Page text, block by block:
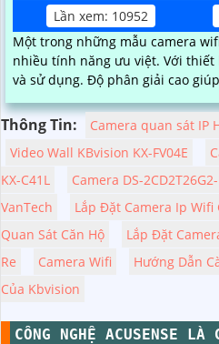
Lần xem: 10952
Một trong những mẫu camera
nhiều tính năng ưu việt. Với thiết kế nhỏ gọn, dễ dàng lắp đặt
và sử dụng. Độ phân giải
Thông Tin:
Camera quan sát IP
Video Wall KBvision KX-FV04E
KX-C41L
Camera DS-2CD2T26G2-
VanTech
Lắp Đặt Camera Ip Wifi
Quan Sát Căn Hộ
Lắp Đặt
Re
Camera Wifi
Hướng Dẫn
Của Kbvision
CÔNG NGHỆ ACUSENSE LÀ